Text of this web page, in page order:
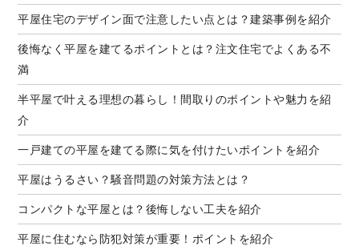
平屋住宅のデザイン面で注意したい点とは？建築事例を紹介
後悔なく平屋を建てるポイントとは？注文住宅でよくある不
満
半平屋で叶える理想の暮らし！間取りのポイントや魅力を紹
介
一戸建ての平屋を建てる際に気を付けたいポイントを紹介
平屋はうるさい？騒音問題の対策方法とは？
コンパクトな平屋とは？後悔しない工夫を紹介
平屋に住むなら防犯対策が重要！ポイントを紹介